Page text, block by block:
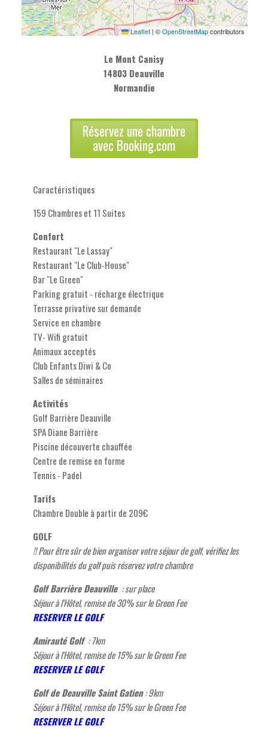
Leaflet | ©OpenStreetMapcontributors
Le Mont Canisy
14803 Deauville
Normandie
Réservez une chambre
avec Booking.com
Caractéristiques
159 Chambres et 11 Suites
Confort
Restaurant "Le Lassay"
Restaurant "Le Club-House"
Bar "Le Green"
Parking gratuit - récharge électrique
Terrasse privative sur demande
Service en chambre
TV- Wifi gratuit
Animaux acceptés
Club Enfants Diwi & Co
Salles de séminaires
Activités
Golf Barrière Deauville
SPA Diane Barrière
Piscine découverte chauffée
Centre de remise en forme
Tennis - Padel
Tarifs
Chambre Double à partir de 209€
GOLF
!! Pour être sûr de bien organiser votre séjour de golf, vérifiez les
disponibilités du golf puis réservez votre chambre
Golf Barrière Deauville : sur place
Séjour à l'Hôtel, remise de 30% sur le Green Fee
RESERVER LE GOLF
Amirauté Golf : 7km
Séjour à l'Hôtel, remise de 15% sur le Green Fee
RESERVER LE GOLF
Golf de Deauville Saint Gatien: 9km
Séjour à l'Hôtel, remise de 15% sur le Green Fee
RESERVER LE GOLF